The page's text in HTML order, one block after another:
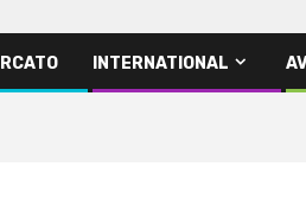
INTERNATIONAL